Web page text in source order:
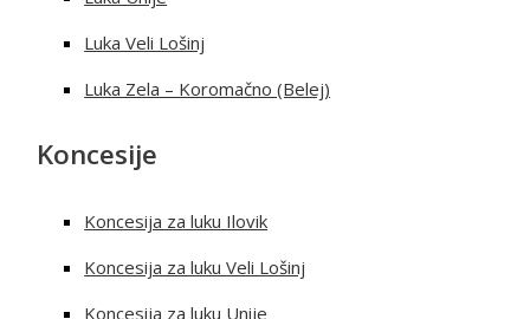
Luka Veli Lošinj
Luka Zela – Koromačno (Belej)
Koncesije
Koncesija za luku Ilovik
Koncesija za luku Veli Lošinj
Koncesija za luku Unije